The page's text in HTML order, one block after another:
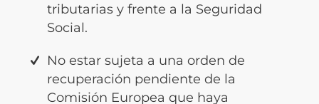
tributarias y frente a la Seguridad
Social.
No estar sujeta a una orden de
recuperación pendiente de la
Comisión Europea que haya